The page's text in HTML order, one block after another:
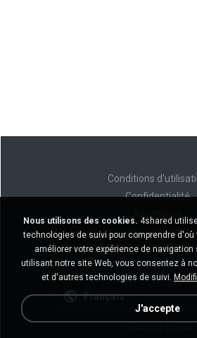
Conditions
Confidentialité
Ne vendez pas mes
Ne pas partager mes
Français
Nous utilisons des cookies. 4shared
technologies de suivi pour comprendre
améliorer votre expérience de navigation
utilisant notre site Web, vous consentez à
et d'autres technologies de suivi.
J'accepte